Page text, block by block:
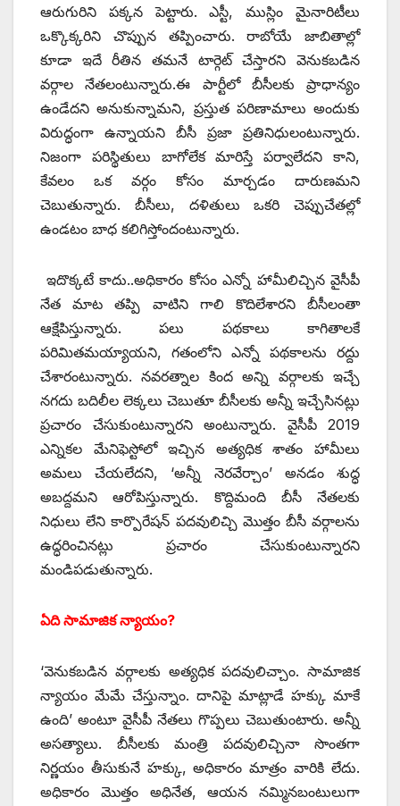
ఆరుగురిని పక్కన పెట్టారు. ఎస్టీ, ముస్లిం మైనారిటీలు
ఒక్కొక్కరిని చొప్పున తప్పించారు. రాబోయే జాబితాల్లో
కూడా ఇదే రీతిన తమనే టార్గెట్‌ ‌చేస్తారని వెనుకబడిన
వర్గాల నేతలంటున్నారు.ఈ పార్టీలో బీసీలకు ప్రాధాన్యం
ఉండేదని అనుకున్నామని, ప్రస్తుత పరిణామాలు అందుకు
విరుద్ధంగా ఉన్నాయని బీసీ ప్రజా ప్రతినిధులంటున్నారు.
నిజంగా పరిస్థితులు బాగోలేక మారిస్తే పర్వాలేదని కాని,
కేవలం ఒక వర్గం కోసం మార్చడం దారుణమని
చెబుతున్నారు. బీసీలు, దళితులు ఒకరి చెప్పుచేతల్లో
ఉండటం బాధ కలిగిస్తోందంటున్నారు.
ఇదొక్కటే కాదు..అధికారం కోసం ఎన్నో హామీలిచ్చిన వైసీపీ
నేత మాట తప్పి వాటిని గాలి కొదిలేశారని బీసీలంతా
ఆక్షేపిస్తున్నారు. పలు పథకాలు కాగితాలకే
పరిమితమయ్యాయని, గతంలోని ఎన్నో పథకాలను రద్దు
చేశారంటున్నారు. నవరత్నాల కింద అన్ని వర్గాలకు ఇచ్చే
నగదు బదిలీల లెక్కలు చెబుతూ బీసీలకు అన్నీ ఇచ్చేసినట్లు
ప్రచారం చేసుకుంటున్నారని అంటున్నారు. వైసీపీ 2019
ఎన్నికల మేనిఫెస్టోలో ఇచ్చిన అత్యధిక శాతం హామీలు
అమలు చేయలేదని, ‘అన్నీ నెరవేర్చాం’ అనడం శుద్ధ
అబద్దమని ఆరోపిస్తున్నారు. కొద్దిమంది బీసీ నేతలకు
నిధులు లేని కార్పొరేషన్‌ ‌పదవులిచ్చి మొత్తం బీసీ వర్గాలను
ఉద్ధరించినట్లు ప్రచారం చేసుకుంటున్నారని
మండిపడుతున్నారు.
ఏది సామాజిక న్యాయం?
‘వెనుకబడిన వర్గాలకు అత్యధిక పదవులిచ్చాం. సామాజిక
న్యాయం మేమే చేస్తున్నాం. దానిపై మాట్లాడే హక్కు మాకే
ఉంది’ అంటూ వైసీపీ నేతలు గొప్పలు చెబుతుంటారు. అన్నీ
అసత్యాలు. బీసీలకు మంత్రి పదవులిచ్చినా సొంతగా
నిర్ణయం తీసుకునే హక్కు, అధికారం మాత్రం వారికి లేదు.
అధికారం మొత్తం అధినేత, ఆయన నమ్మినబంటులుగా